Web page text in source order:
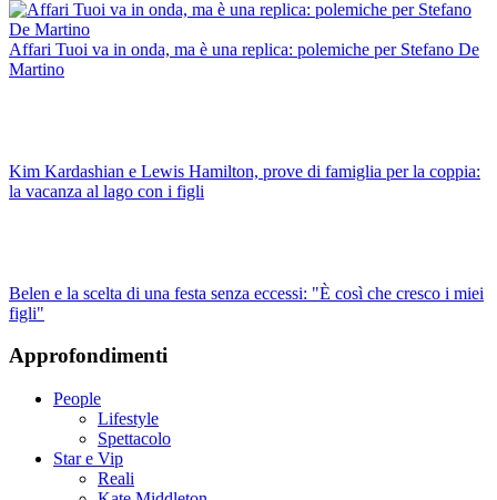
Affari Tuoi va in onda, ma è una replica: polemiche per Stefano De
Martino
Kim Kardashian e Lewis Hamilton, prove di famiglia per la coppia:
la vacanza al lago con i figli
Belen e la scelta di una festa senza eccessi: "È così che cresco i miei
figli"
Approfondimenti
People
Lifestyle
Spettacolo
Star e Vip
Reali